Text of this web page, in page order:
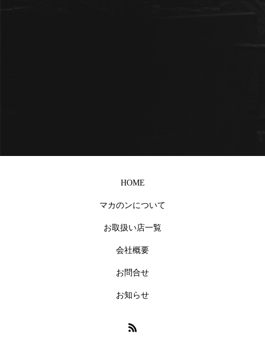
沖縄 マカのン
HOME
マカのンについて
お取扱い店一覧
会社概要
お問合せ
お知らせ